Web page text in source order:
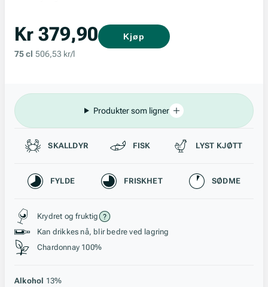
Kr 379,90
75 cl 506,53 kr/l
Kjøp
Produkter som ligner
Passer til
SKALLDYR FISK LYST KJØTT
Karakteristikk
FYLDE FRISKHET SØDME
Stil, lagring og råstoff
Krydret og fruktig
Kan drikkes nå, blir bedre ved lagring
Chardonnay 100%
Alkohol 13%